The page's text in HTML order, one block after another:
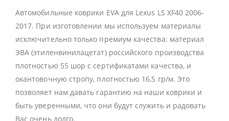
Автомобильные коврики EVA для Lexus LS XF40 2006-
2017. При изготовлении мы используем материалы
исключительно только премиум качества: материал
ЭВА (этиленвинилацетат) российского производства
плотностью 55 шор с сертификатами качества, и
окантовочную стропу, плотностью 16,5 гр/м. Это
позволяет нам давать гарантию на наши коврики и
быть уверенными, что они будут служить и радовать
Вас очень долго.